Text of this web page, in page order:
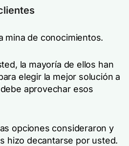
mina de conocimientos.
la mayoría de ellos han
elegir la mejor solución a
aprovechar esos
opciones consideraron y
hizo decantarse por usted.